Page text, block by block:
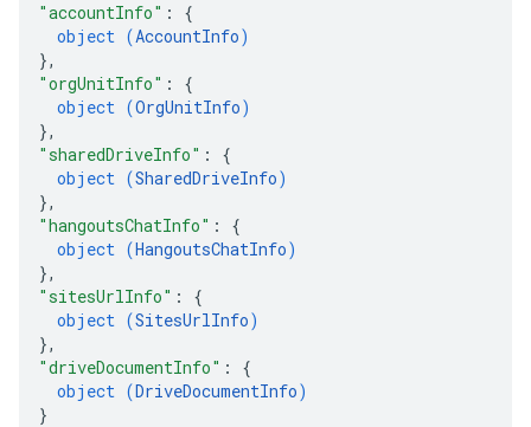
"accountInfo" : {
object (AccountInfo)
},
"orgUnitInfo" : {
object (OrgUnitInfo)
},
"sharedDriveInfo" : {
object (SharedDriveInfo)
},
"hangoutsChatInfo" : {
object (HangoutsChatInfo)
},
"sitesUrlInfo" : {
object (SitesUrlInfo)
},
"driveDocumentInfo" : {
object (DriveDocumentInfo)
}